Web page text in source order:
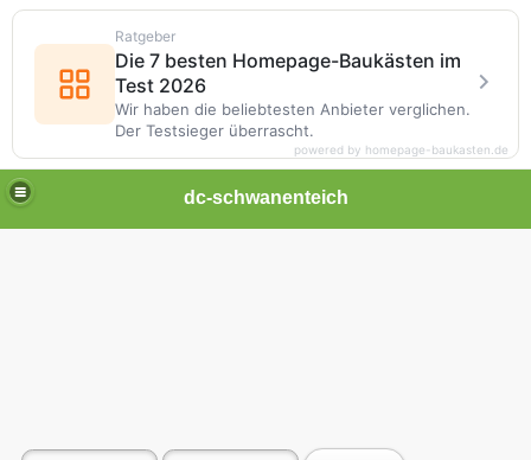
dc-schwanenteich
Ratgeber
Die 7 besten Homepage-Baukästen im
Test 2026
Wir haben die beliebtesten Anbieter verglichen.
Der Testsieger überrascht.
powered by homepage-baukasten.de